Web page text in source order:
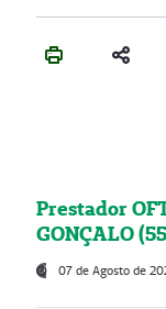
Prestador
GONÇALO
07 de Agosto de